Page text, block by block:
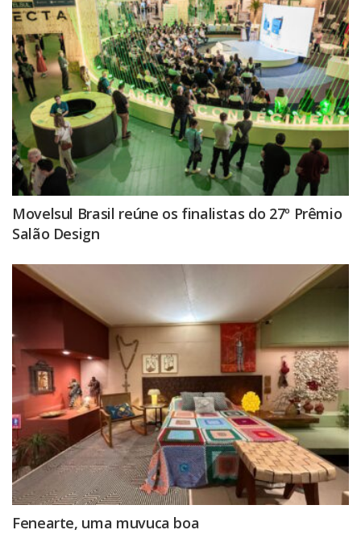
Movelsul Brasil reúne os finalistas do 27º Prêmio
Salão Design
Fenearte, uma muvuca boa